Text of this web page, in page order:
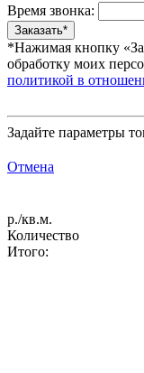
Время звонка:
*Нажимая кнопку
обработку моих
политикой в
Задайте параметры
Отмена
р./кв.м.
Количество
Итого: